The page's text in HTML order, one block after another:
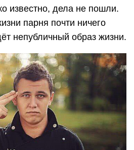
известно, дела не пошли.
парня почти ничего
непубличный образ жизни.